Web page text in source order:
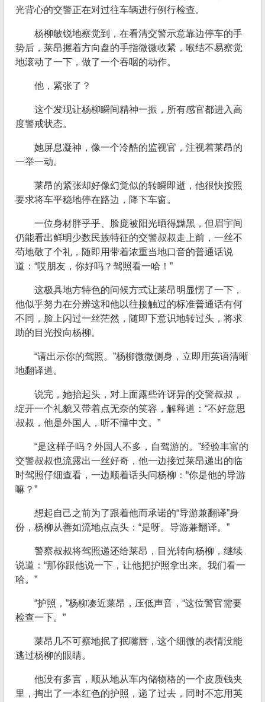
光背心的交警正在对过往车辆进行例行检查。
杨柳敏锐地察觉到，在看清交警示意靠边停车的手
势后，莱昂握着方向盘的手指微微收紧，喉结不易察觉
地滚动了一下，做了一个吞咽的动作。
他，紧张了？
这个发现让杨柳瞬间精神一振，所有感官都进入高
度警戒状态。
她屏息凝神，像一个冷酷的监视官，注视着莱昂的
一举一动。
莱昂的紧张却好像幻觉似的转瞬即逝，他很快按照
要求将车平稳地停在路边，降下车窗。
一位身材胖乎乎、脸庞被阳光晒得黝黑，但眉宇间
仍能看出鲜明少数民族特征的交警叔叔走上前，一丝不
苟地敬了个礼，随即用带着浓重当地口音的普通话说
道：“哎朋友，你好吗？驾照看一哈！”
这极具地方特色的问候方式让莱昂明显愣了一下，
他似乎努力在分辨这和他以往接触过的标准普通话有何
不同，脸上闪过一丝茫然，随即下意识地转过头，将求
助的目光投向杨柳。
“请出示你的驾照。”杨柳微微侧身，立即用英语清晰
地翻译道。
说完，她抬起头，对上面露些许讶异的交警叔叔，
绽开一个礼貌又带着点无奈的笑容，解释道：“不好意思
叔叔，他是外国人，听不懂中文。”
“是这样子吗？外国人不多，自驾游的。”经验丰富的
交警叔叔也流露出一丝好奇，他一边接过莱昂递出的临
时驾照仔细查看，一边顺着话头问杨柳：“你是他的导游
嘛？”
想起自己之前为了跟着他而承诺的“导游兼翻译”身
份，杨柳从善如流地点点头：“是呀。导游兼翻译。”
警察叔叔将驾照递还给莱昂，目光转向杨柳，继续
说道：“那你跟他说一下，让他把护照拿出来。我们看一
哈。”
“护照，”杨柳凑近莱昂，压低声音，“这位警官需要
检查一下。”
莱昂几不可察地抿了抿嘴唇，这个细微的表情没能
逃过杨柳的眼睛。
他没有多言，顺从地从车内储物格的一个皮质钱夹
里，掏出了一本红色的护照，递了过去，同时不忘用英